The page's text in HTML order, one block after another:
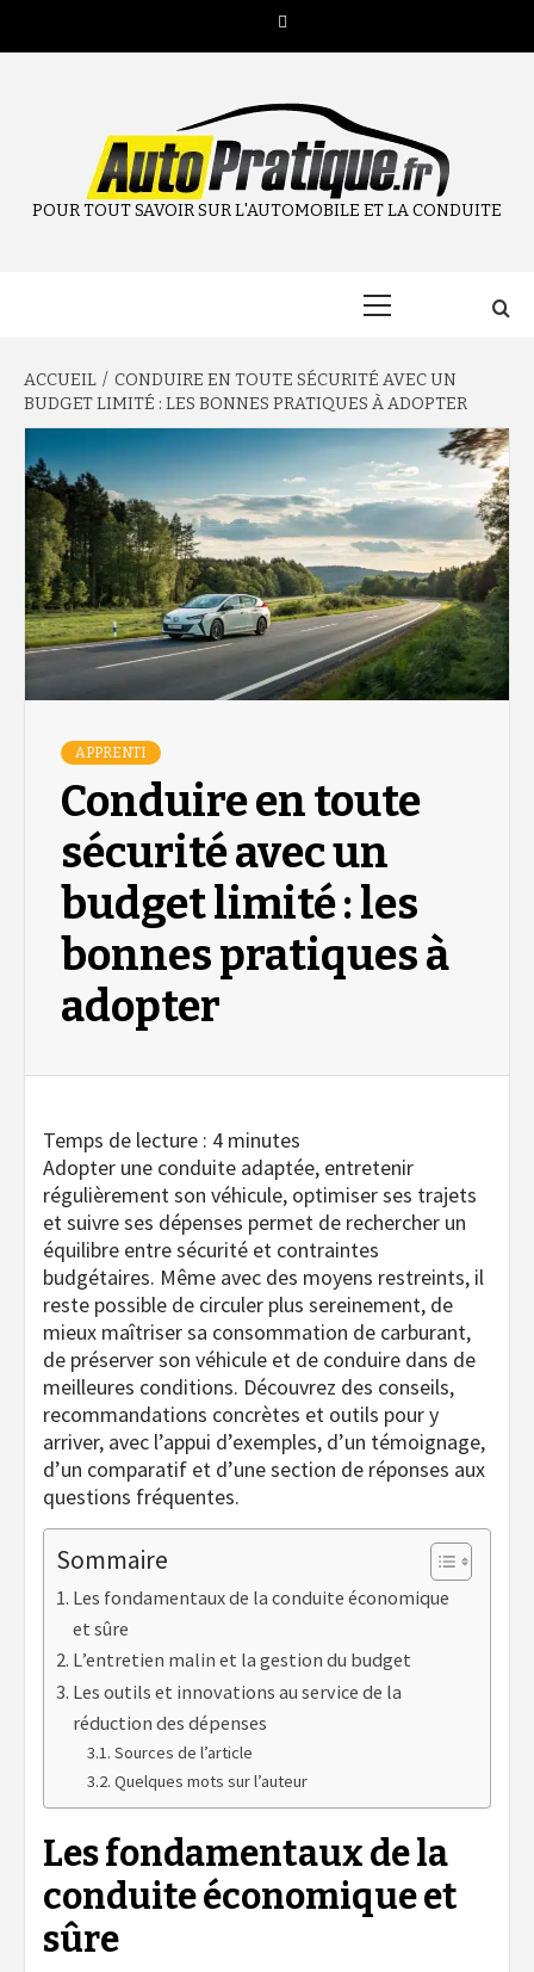
contenu
Twitter
POUR TOUT SAVOIR SUR L'AUTOMOBILE ET LA CONDUITE
ACCUEIL
CONDUIRE EN TOUTE SÉCURITÉ AVEC UN
BUDGET LIMITÉ : LES BONNES PRATIQUES À ADOPTER
APPRENTI
Conduire en toute
sécurité avec un
budget limité : les
bonnes pratiques à
adopter
Temps de lecture : 4 minutes
Adopter une conduite adaptée, entretenir
régulièrement son véhicule, optimiser ses trajets
et suivre ses dépenses permet de rechercher un
équilibre entre sécurité et contraintes
budgétaires. Même avec des moyens restreints, il
reste possible de circuler plus sereinement, de
mieux maîtriser sa consommation de carburant,
de préserver son véhicule et de conduire dans de
meilleures conditions. Découvrez des conseils,
recommandations concrètes et outils pour y
arriver, avec l’appui d’exemples, d’un témoignage,
d’un comparatif et d’une section de réponses aux
questions fréquentes.
Sommaire
Les fondamentaux de la conduite économique
et sûre
L’entretien malin et la gestion du budget
Les outils et innovations au service de la
réduction des dépenses
Sources de l’article
Quelques mots sur l’auteur
Les fondamentaux de la
conduite économique et
sûre